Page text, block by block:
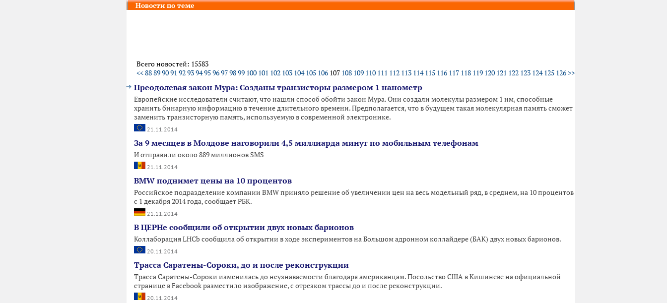
Новости по теме
Всего новостей: 15583
<<88899091 9293949596979899 100 101 102 103 104 105 106 107 108 109 110 111 112 113 114 115 116 117 118 119 120 121 122 123 124 125 126 >>
Преодолевая закон Мура: Созданы транзисторы размером 1 нанометр
Европейские исследователи считают, что нашли способ обойти закон Мура. Они создали молекулы размером 1 нм, способные
хранить бинарную информацию в течение длительного времени. Предполагается, что в будущем такая молекулярная память сможет
заменить транзисторную память, используемую в современной электронике.
21.11.2014
За 9 месяцев в Молдове наговорили 4,5 миллиарда минут по мобильным телефонам
И отправили около 889 миллионов SMS
21.11.2014
BMW поднимет цены на 10 процентов
Российское подразделение компании BMW приняло решение об увеличении цен на весь модельный ряд, в среднем, на 10 процентов
с 1 декабря 2014 года, сообщает РБК.
21.11.2014
В ЦЕРНе сообщили об открытии двух новых барионов
Коллаборация LHCb сообщила об открытии в ходе экспериментов на Большом адронном коллайдере (БАК) двух новых барионов.
20.11.2014
Трасса Саратены-Сороки, до и после реконструкции
Трасса Саратены-Сороки изменилась до неузнаваемости благодаря американцам. Посольство США в Кишиневе на официальной
странице в Facebook разместило изображение, с отрезком трассы до и после реконструкции.
20.11.2014